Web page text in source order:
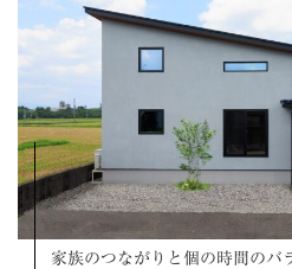
家族のつながりと個の時間のバ